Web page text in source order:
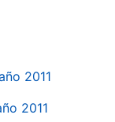
2011
2011